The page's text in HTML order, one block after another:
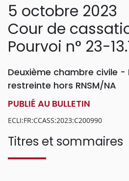
5 octobre 2023
Cour de
Pourvoi n° 23-
Deuxième chambre civile -
restreinte hors RNSM/NA
PUBLIÉ AU BULLETIN
ECLI:FR:CCASS:2023:C200990
Titres et sommaires